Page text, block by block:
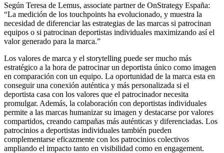
Según Teresa de Lemus, associate partner de OnStrategy España:
“La medición de los touchpoints ha evolucionado, y muestra la
necesidad de diferenciar las estrategias de las marcas si patrocinan
equipos o si patrocinan deportistas individuales maximizando así el
valor generado para la marca.”
Los valores de marca y el storytelling puede ser mucho más
estratégico a la hora de patrocinar un deportista único como imagen
en comparación con un equipo. La oportunidad de la marca esta en
conseguir una conexión auténtica y más personalizada si el
deportista casa con los valores que el patrocinador necesita
promulgar. Además, la colaboración con deportistas individuales
permite a las marcas humanizar su imagen y destacarse por valores
compartidos, creando campañas más auténticas y diferenciadas. Los
patrocinios a deportistas individuales también pueden
complementarse eficazmente con los patrocinios colectivos
ampliando el impacto tanto en visibilidad como en engagement.